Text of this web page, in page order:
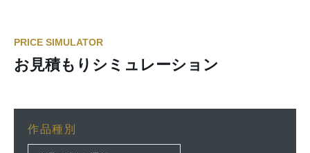
PRICE SIMULATOR
お見積もりシミュレーション
作品種別